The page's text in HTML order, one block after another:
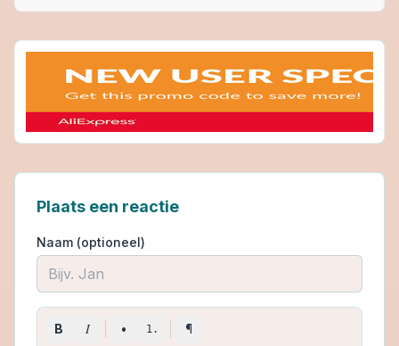
Plaats een reactie
Naam (optioneel)
B I • 1. ¶